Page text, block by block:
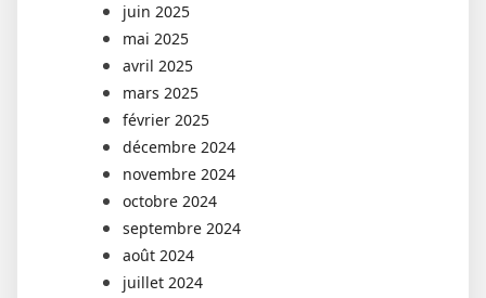
juin 2025
mai 2025
avril 2025
mars 2025
février 2025
décembre 2024
novembre 2024
octobre 2024
septembre 2024
août 2024
juillet 2024